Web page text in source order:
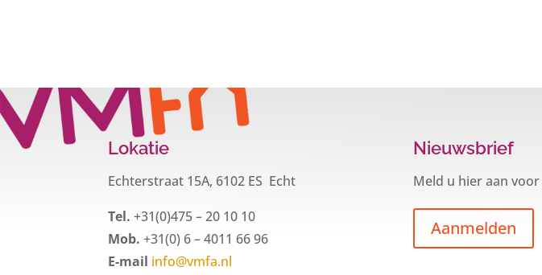
Lokatie
Echterstraat 15A, 6102 ES Echt
Tel. +31(0)475 – 20 10 10
Mob. +31(0) 6 – 4011 66 96
E-mail info@vmfa.nl
Nieuwsbrief
Meld u hier aan
Aanmelden